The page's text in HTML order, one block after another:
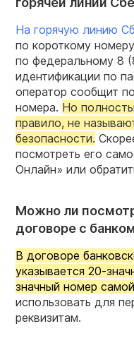
На горячую линию
по короткому
по федеральному 8
идентификации по
оператор сообщит
номера. Но
правило, не
безопасности.
посмотреть его
Онлайн» или
Можно ли
договоре с
В договоре
указывается 20-
значный номер
использовать для
реквизитам.